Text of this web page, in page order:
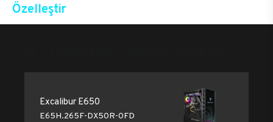
Özelleştir
Excalibur E650
E65H.265F-DX50R-0FD